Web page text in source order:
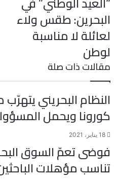
كإ
ن
l
r
ر
ي
س
i
t
ب
البحرين: طقس ولاء
لعائلة لا مناسبة
لوطن
مقالات ذات صلة
النظام البحريني
كورونا ويحمل
18 يناير، 2021
فوضى تعمّ السوق
تناسب مؤهلات